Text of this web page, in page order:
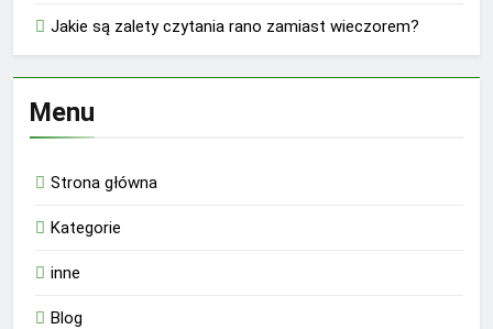
Jakie są zalety czytania rano zamiast wieczorem?
Menu
Strona główna
Kategorie
inne
Blog